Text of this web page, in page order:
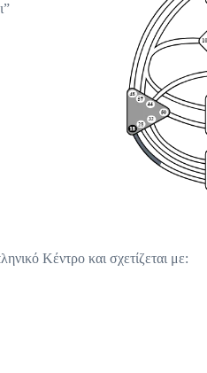
Κέντρο και σχετίζεται με: